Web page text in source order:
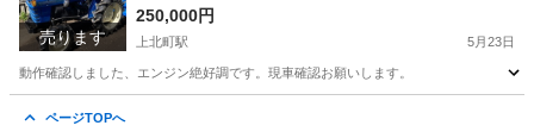
売ります
250,000円
上北町駅 5月23日
動作確認しました、エンジン絶好調です。現車確認お願いします。
ページTOPへ